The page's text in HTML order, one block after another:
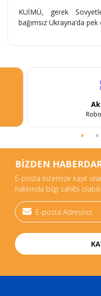
KUİMÜ, gerek
bağımsız Ukrayna’da
BİZDEN
E-posta listemize kayıt
hakkında bilgi sahibi